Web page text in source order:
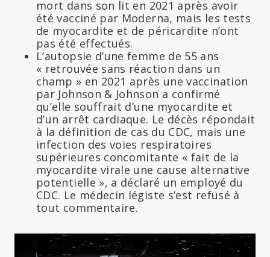
mort dans son lit en 2021 après avoir
été vacciné par Moderna, mais les tests
de myocardite et de péricardite n’ont
pas été effectués.
L’autopsie d’une femme de 55 ans
« retrouvée sans réaction dans un
champ » en 2021 après une vaccination
par Johnson & Johnson a confirmé
qu’elle souffrait d’une myocardite et
d’un arrêt cardiaque. Le décès répondait
à la définition de cas du CDC, mais une
infection des voies respiratoires
supérieures concomitante « fait de la
myocardite virale une cause alternative
potentielle », a déclaré un employé du
CDC. Le médecin légiste s’est refusé à
tout commentaire.